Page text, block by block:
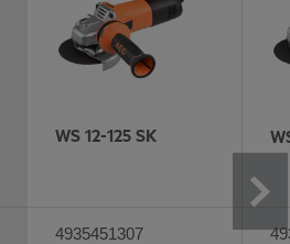
WS 12-125 SK
4935451307